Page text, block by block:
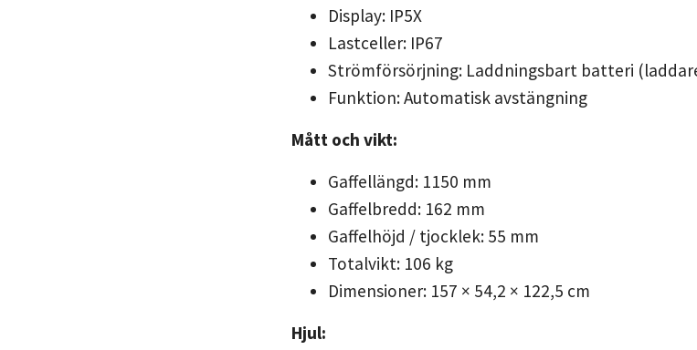
Display: IP5X
Lastceller: IP67
Strömförsörjning: Laddningsbart batteri
Funktion: Automatisk avstängning
Mått och vikt:
Gaffellängd: 1150 mm
Gaffelbredd: 162 mm
Gaffelhöjd / tjocklek: 55 mm
Totalvikt: 106 kg
Dimensioner: 157 × 54,2 × 122,5 cm
Hjul: